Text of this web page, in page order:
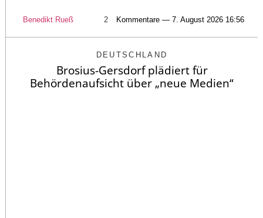
Benedikt Rueß 2 Kommentare — 7. August 2026 16:56
DEUTSCHLAND
Brosius-Gersdorf plädiert für
Behördenaufsicht über „neue Medien“